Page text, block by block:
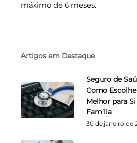
máximo de 6 meses.
Artigos em Destaque
Seguro de
Como
Melhor para Si
Família
30 de janeiro de